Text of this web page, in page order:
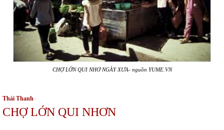
CHỢ LỚN QUI NHƠ NGÀY XƯA- nguồn YUME.VN
Thái Thanh
CHỢ LỚN QUI NHƠN